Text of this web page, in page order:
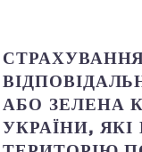
АБО ЗЕЛЕНА
УКРАЇНИ,